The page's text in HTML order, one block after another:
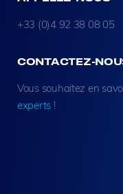
+33 (0)4 92 38 08 05
CONTACTEZ-
Vous souhaitez en
experts !